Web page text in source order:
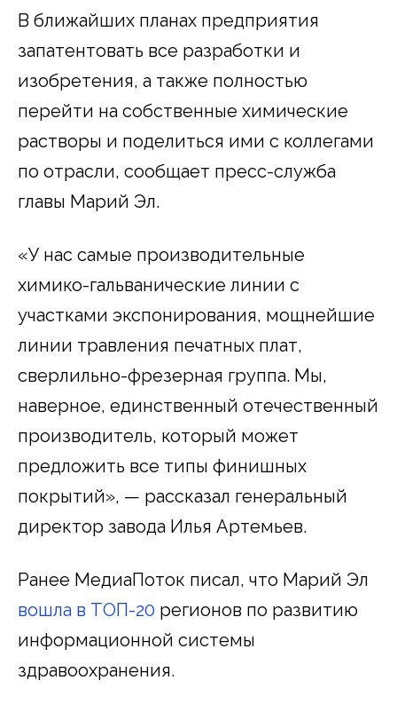
В ближайших планах предприятия
запатентовать все разработки и
изобретения, а также полностью
перейти на собственные химические
растворы и поделиться ими с коллегами
по отрасли, сообщает пресс-служба
главы Марий Эл.
«У нас самые производительные
химико-гальванические линии с
участками экспонирования, мощнейшие
линии травления печатных плат,
сверлильно-фрезерная группа. Мы,
наверное, единственный отечественный
производитель, который может
предложить все типы финишных
покрытий», — рассказал генеральный
директор завода Илья Артемьев.
Ранее МедиаПоток писал, что Марий Эл
вошла в ТОП-20 регионов по развитию
информационной системы
здравоохранения.